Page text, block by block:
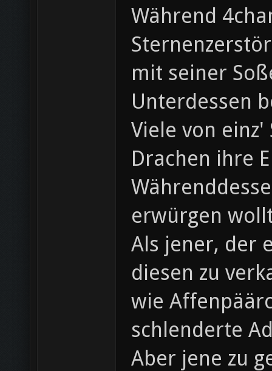
Während
mit seiner
Unterdessen
Viele von
Drachen ihre
erwürgen
Als jener, der
diesen zu
wie
schlenderte
Aber jene zu